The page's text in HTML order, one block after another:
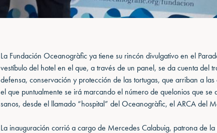
La Fundación Oceanogràfic ya tiene su rincón divulgativo en el
vestíbulo del hotel en el que, a través de un panel, se da cuenta del
defensa, conservación y protección de las tortugas, que arriban a
el que puntualmente se irá marcando el número de quelonios que se
sanos, desde el llamado “hospital” del Oceanogràfic, el ARCA del
La inauguración corrió a cargo de Mercedes Calabuig, patrona de